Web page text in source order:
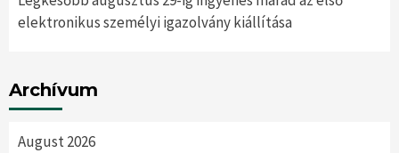
elektronikus személyi igazolvány kiállítása
Archívum
August 2026